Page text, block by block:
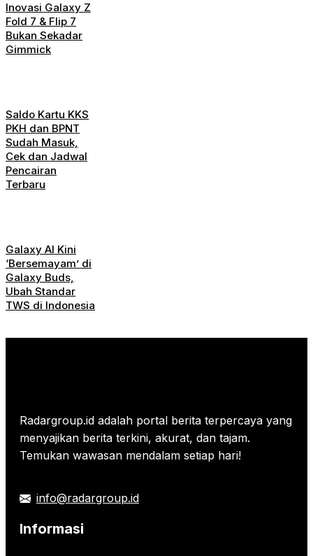
Inovasi Galaxy Z
Fold 7 & Flip 7
Bukan Sekadar
Gimmick
Saldo Kartu KKS
PKH dan BPNT
Sudah Masuk,
Cek dan Jadwal
Pencairan
Terbaru
Galaxy AI Kini
‘Bersemayam’ di
Galaxy Buds,
Ubah Standar
TWS di Indonesia
Radargroup.id adalah portal berita terpercaya yang
menyajikan berita terkini, akurat, dan tajam.
Temukan wawasan mendalam setiap hari!
info@radargroup.id
Informasi